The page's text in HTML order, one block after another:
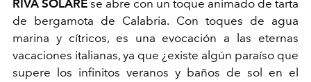
RIVA SOLARE se abre con un toque animado de tarta
de bergamota de Calabria. Con toques de agua
marina y cítricos, es una evocación a las eternas
vacaciones italianas, ya que ¿existe algún paraíso que
supere los infinitos veranos y baños de sol en el